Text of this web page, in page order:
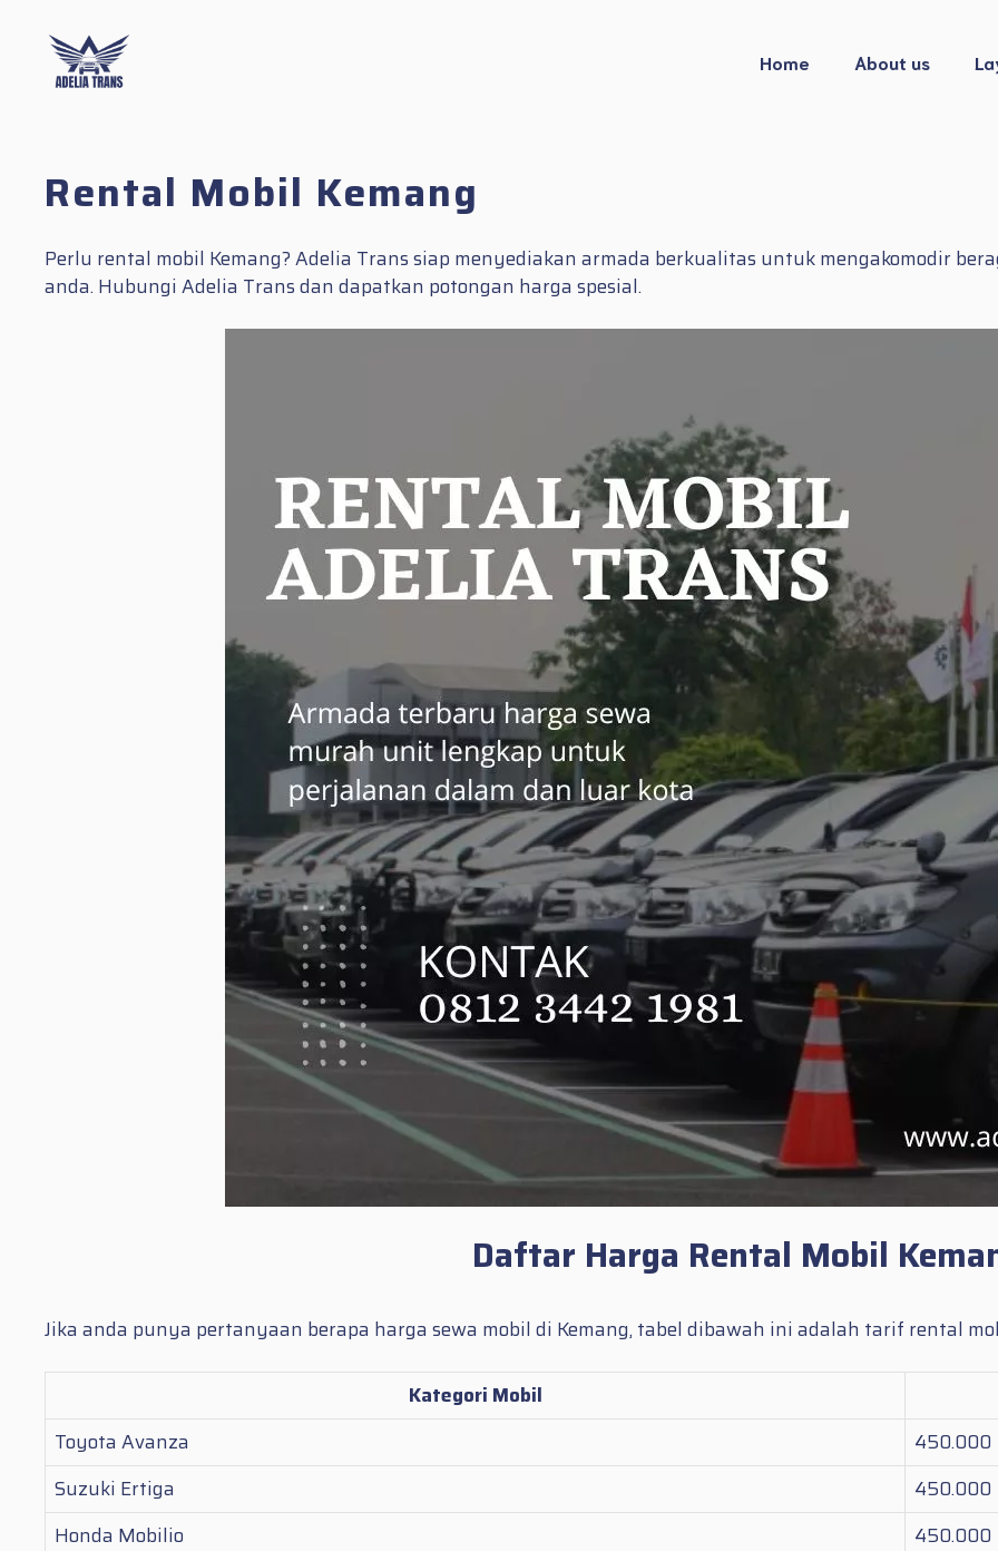
content
Home About us
Rental Mobil Kemang
Perlu rental mobil Kemang? Adelia Trans siap menyediakan armada berkualitas untuk mengakomodir
anda. Hubungi Adelia Trans dan dapatkan potongan harga spesial.
Daftar Harga Rental Mobil
Jika anda punya pertanyaan berapa harga sewa mobil di Kemang, tabel dibawah ini adalah tarif rental
Kategori Mobil
Toyota Avanza
450.000
Suzuki Ertiga
450.000
Honda Mobilio
450.000